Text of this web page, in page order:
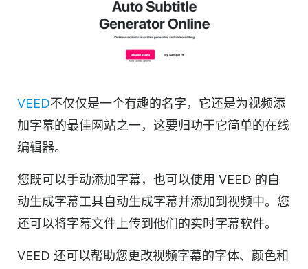
VEED不仅仅是一个有趣的名字，它还是为视频添
加字幕的最佳网站之一，这要归功于它简单的在线
编辑器。
您既可以手动添加字幕，也可以使用 VEED 的自
动生成字幕工具自动生成字幕并添加到视频中。您
还可以将字幕文件上传到他们的实时字幕软件。
VEED 还可以帮助您更改视频字幕的字体、颜色和